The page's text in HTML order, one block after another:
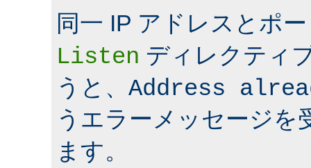
同一 IP アドレスとポ
Listen ディレクティ
うと、 Address
うエラーメッセージを
ます。